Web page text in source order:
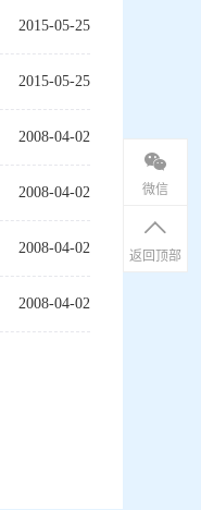
2015-05-25
2015-05-25
2008-04-02
2008-04-02
2008-04-02
2008-04-02
微信
返回顶部